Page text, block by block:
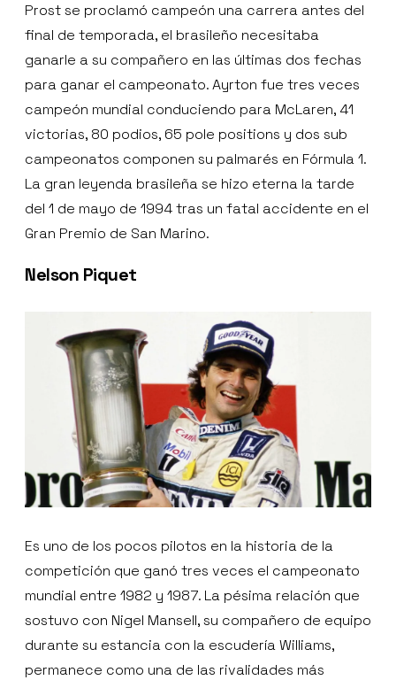
Prost se proclamó campeón una carrera antes del
final de temporada, el brasileño necesitaba
ganarle a su compañero en las últimas dos fechas
para ganar el campeonato. Ayrton fue tres veces
campeón mundial conduciendo para McLaren, 41
victorias, 80 podios, 65 pole positions y dos sub
campeonatos componen su palmarés en Fórmula 1.
La gran leyenda brasileña se hizo eterna la tarde
del 1 de mayo de 1994 tras un fatal accidente en el
Gran Premio de San Marino.
Nelson Piquet
Es uno de los pocos pilotos en la historia de la
competición que ganó tres veces el campeonato
mundial entre 1982 y 1987. La pésima relación que
sostuvo con Nigel Mansell, su compañero de equipo
durante su estancia con la escudería Williams,
permanece como una de las rivalidades más